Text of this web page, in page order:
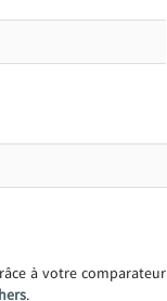
à votre comparateur
.